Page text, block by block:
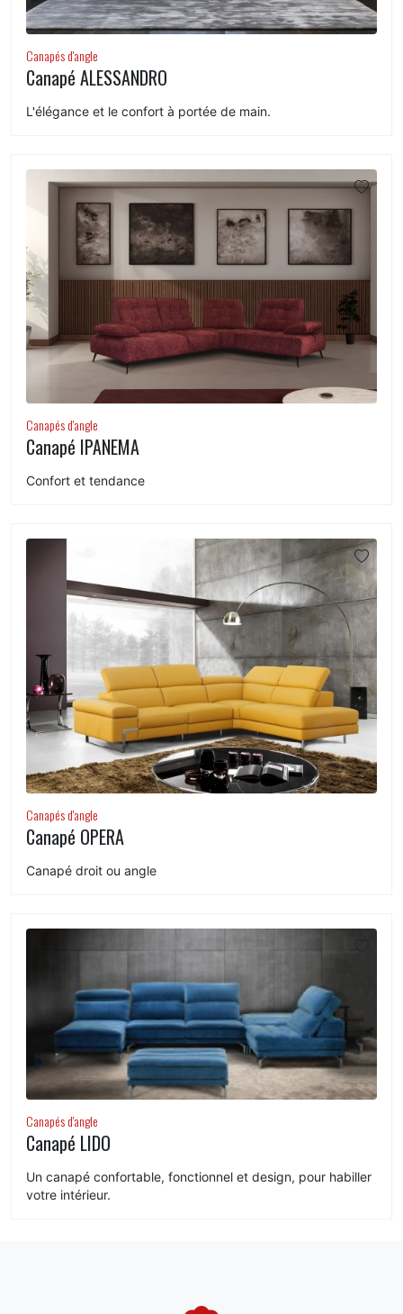
Canapés d'angle
Canapé ALESSANDRO
L'élégance et le confort à portée de main.
Canapés d'angle
Canapé IPANEMA
Confort et tendance
Canapés d'angle
Canapé OPERA
Canapé droit ou angle
Canapés d'angle
Canapé LIDO
Un canapé confortable, fonctionnel et design, pour habiller
votre intérieur.